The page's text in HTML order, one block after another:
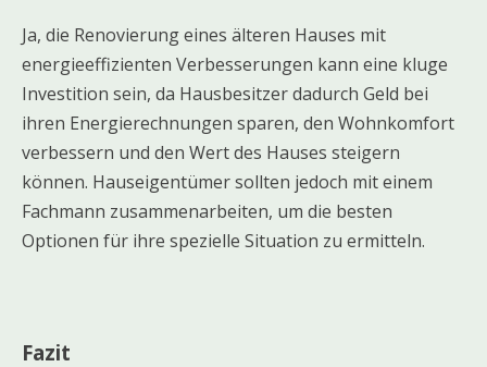
Ja, die Renovierung eines älteren Hauses mit
energieeffizienten Verbesserungen kann eine kluge
Investition sein, da Hausbesitzer dadurch Geld bei
ihren Energierechnungen sparen, den Wohnkomfort
verbessern und den Wert des Hauses steigern
können. Hauseigentümer sollten jedoch mit einem
Fachmann zusammenarbeiten, um die besten
Optionen für ihre spezielle Situation zu ermitteln.
Fazit